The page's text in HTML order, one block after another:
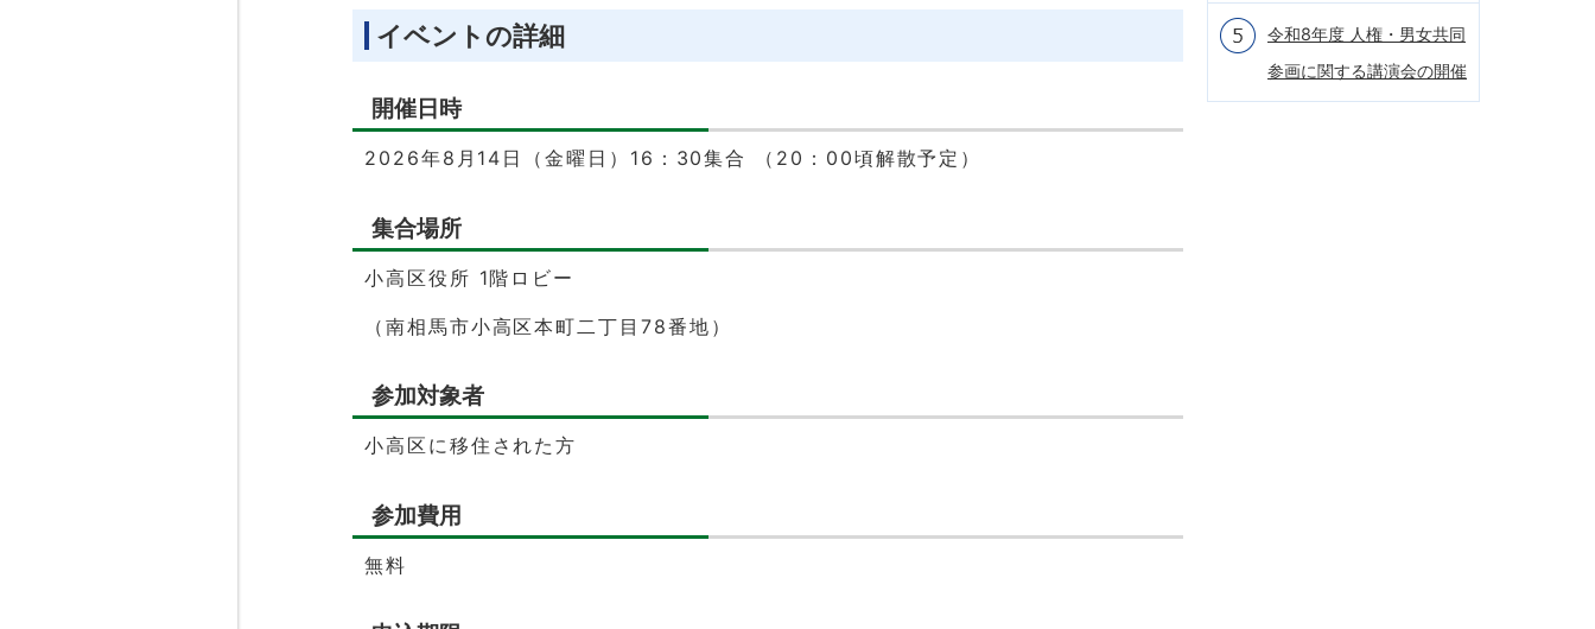
イベントの詳細
開催日時
2026年8月14日（金曜日）16：30集合 （20：00頃解散予定）
集合場所
小高区役所 1階ロビー
（南相馬市小高区本町二丁目78番地）
参加対象者
小高区に移住された方
参加費用
無料
令和8年度 人権・男女共同
参画に関する講演会の開催